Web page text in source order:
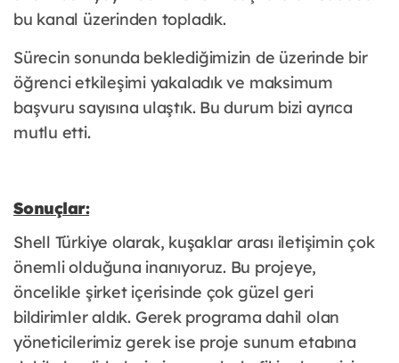
bu kanal üzerinden topladık.
Sürecin sonunda beklediğimizin de üzerinde bir
öğrenci etkileşimi yakaladık ve maksimum
başvuru sayısına ulaştık. Bu durum bizi ayrıca
mutlu etti.
Sonuçlar:
Shell Türkiye olarak, kuşaklar arası iletişimin çok
önemli olduğuna inanıyoruz. Bu projeye,
öncelikle şirket içerisinde çok güzel geri
bildirimler aldık. Gerek programa dahil olan
yöneticilerimiz gerek ise proje sunum etabına